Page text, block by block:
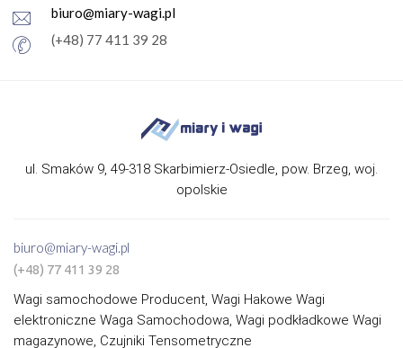
biuro@miary-wagi.pl
(+48) 77 411 39 28
ul. Smaków 9, 49-318 Skarbimierz-Osiedle, pow. Brzeg, woj.
opolskie
biuro@miary-wagi.pl
(+48) 77 411 39 28
Wagi samochodowe Producent, Wagi Hakowe Wagi
elektroniczne Waga Samochodowa, Wagi podkładkowe Wagi
magazynowe, Czujniki Tensometryczne